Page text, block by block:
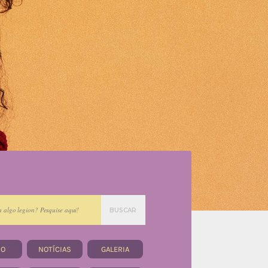
BUSCAR
NOTÍCIAS GALERIA